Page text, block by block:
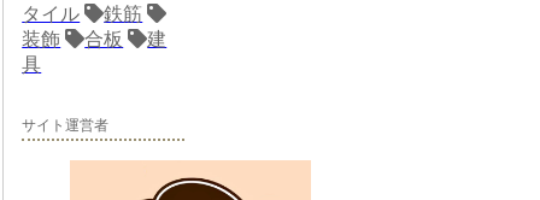
タイル
鉄筋
装飾
合板
建
具
サイト運営者